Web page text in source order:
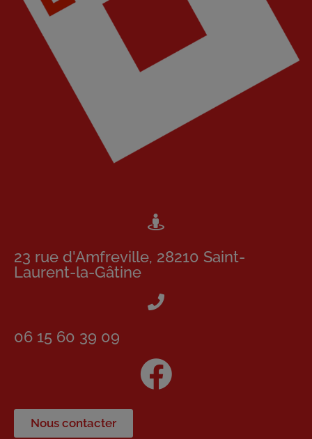
23 rue d'Amfreville, 28210 Saint-
Laurent-la-Gâtine
06 15 60 39 09
Nous contacter